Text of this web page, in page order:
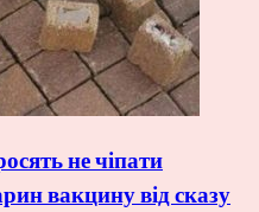
не чіпати
вакцину від сказу